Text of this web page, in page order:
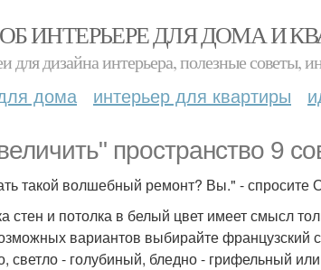
ИНТЕРЬЕРЕ ДЛЯ ДОМА И
для дизайна интерьера, полезные советы,
дома интерьер для квартиры
пространство 9
такой волшебный ремонт? Вы." - спросите
стен и потолка в белый цвет имеет смысл
вариантов выбирайте
светло - голубиный, бледно - грифельный